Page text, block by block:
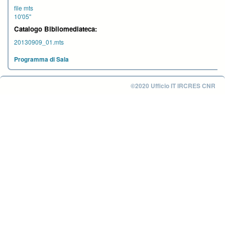
file mts
10'05''
Catalogo Bibliomediateca:
20130909_01.mts
Programma di Sala
©2020 Ufficio IT IRCRES CNR